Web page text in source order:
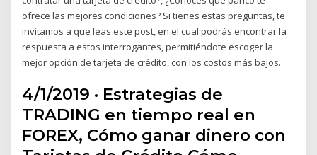
ofrece las mejores condiciones? Si tienes estas preguntas, te
invitamos a que leas este post, en el cual podrás encontrar la
respuesta a estos interrogantes, permitiéndote escoger la
mejor opción de tarjeta de crédito, con los costos más bajos.
4/1/2019 · Estrategias de
TRADING en tiempo real en
FOREX, Cómo ganar dinero con